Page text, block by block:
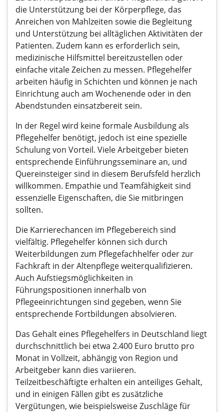
die Unterstützung bei der Körperpflege, das
Anreichen von Mahlzeiten sowie die Begleitung
und Unterstützung bei alltäglichen Aktivitäten der
Patienten. Zudem kann es erforderlich sein,
medizinische Hilfsmittel bereitzustellen oder
einfache vitale Zeichen zu messen. Pflegehelfer
arbeiten häufig in Schichten und können je nach
Einrichtung auch am Wochenende oder in den
Abendstunden einsatzbereit sein.
In der Regel wird keine formale Ausbildung als
Pflegehelfer benötigt, jedoch ist eine spezielle
Schulung von Vorteil. Viele Arbeitgeber bieten
entsprechende Einführungsseminare an, und
Quereinsteiger sind in diesem Berufsfeld herzlich
willkommen. Empathie und Teamfähigkeit sind
essenzielle Eigenschaften, die Sie mitbringen
sollten.
Die Karrierechancen im Pflegebereich sind
vielfältig. Pflegehelfer können sich durch
Weiterbildungen zum Pflegefachhelfer oder zur
Fachkraft in der Altenpflege weiterqualifizieren.
Auch Aufstiegsmöglichkeiten in
Führungspositionen innerhalb von
Pflegeeinrichtungen sind gegeben, wenn Sie
entsprechende Fortbildungen absolvieren.
Das Gehalt eines Pflegehelfers in Deutschland liegt
durchschnittlich bei etwa 2.400 Euro brutto pro
Monat in Vollzeit, abhängig von Region und
Arbeitgeber kann dies variieren.
Teilzeitbeschäftigte erhalten ein anteiliges Gehalt,
und in einigen Fällen gibt es zusätzliche
Vergütungen, wie beispielsweise Zuschläge für